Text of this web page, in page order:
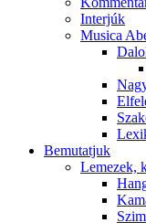
Interjúk
Musica
Bemutatjuk
Lemezek,